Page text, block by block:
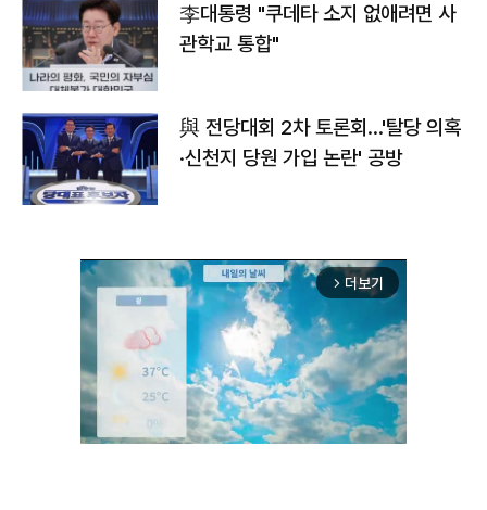
李대통령 "쿠데타 소지 없애려면 사
관학교 통합"
與 전당대회 2차 토론회…'탈당 의혹
·신천지 당원 가입 논란' 공방
arrow_forward_ios 더보기